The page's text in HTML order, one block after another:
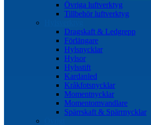
Övriga luftverktyg
Tillbehör luftverktyg
Dragskaft & Ledgrepp
Förlängare
Hylsnycklar
Hylsor
Hylsstift
Kardanled
Kråkfotsnycklar
Momentnycklar
Momentomvandlare
Spärrskaft & Spärrnycklar